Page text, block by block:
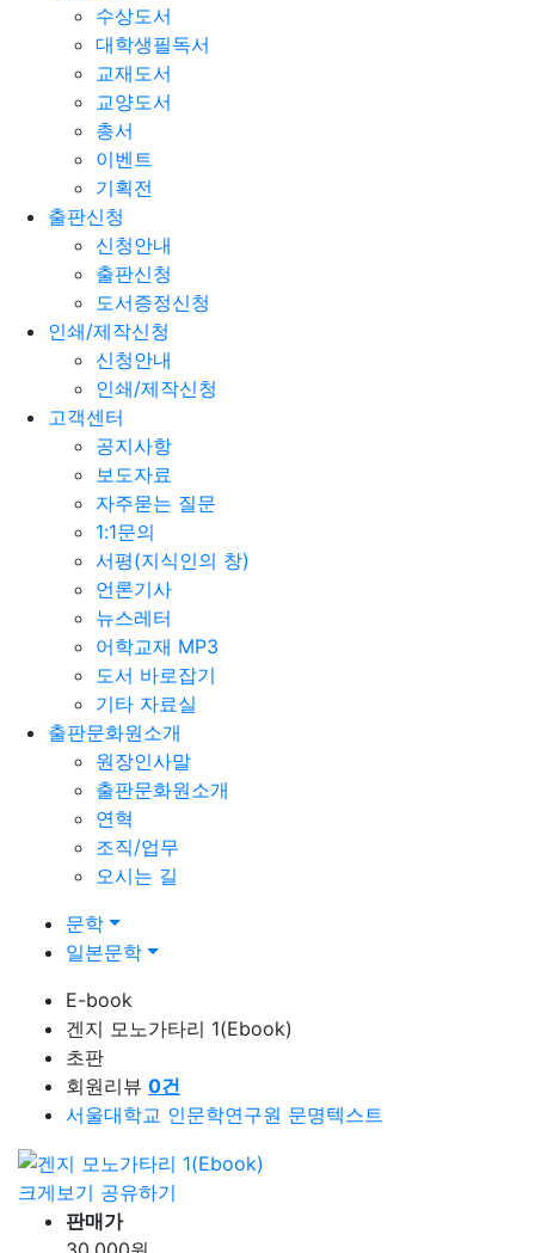
수상도서
대학생필독서
교재도서
교양도서
총서
이벤트
기획전
출판신청
신청안내
출판신청
도서증정신청
인쇄/제작신청
신청안내
인쇄/제작신청
고객센터
공지사항
보도자료
자주묻는 질문
1:1문의
서평(지식인의 창)
언론기사
뉴스레터
어학교재 MP3
도서 바로잡기
기타 자료실
출판문화원소개
원장인사말
출판문화원소개
연혁
조직/업무
오시는 길
문학
일본문학
E-book
겐지 모노가타리 1(Ebook)
초판
회원리뷰 0건
서울대학교 인문학연구원 문명텍스트
크게보기 공유하기
판매가